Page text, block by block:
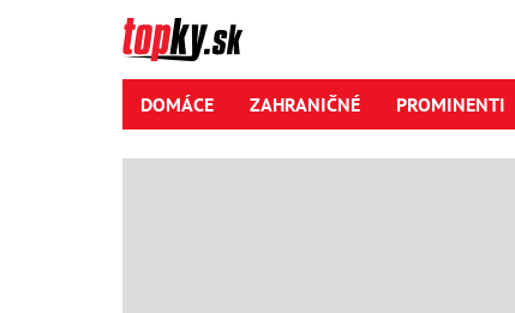
DOMÁCE ZAHRANIČNÉ PROMINENTI